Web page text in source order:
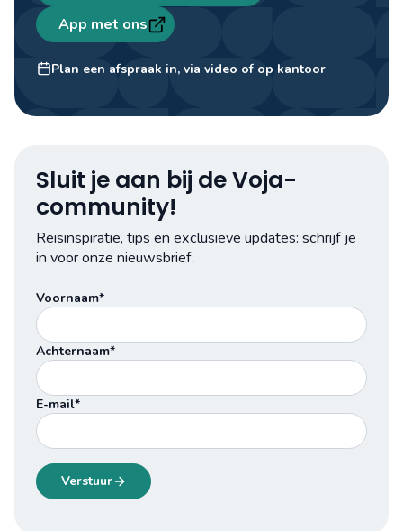
App met ons
Plan een afspraak in, via video of op kantoor
Melvin
Travel designer
Sluit je aan bij de Voja-
community!
Reisinspiratie, tips en exclusieve updates: schrijf je
in voor onze nieuwsbrief.
Voornaam*
Achternaam*
E-mail*
Verstuur